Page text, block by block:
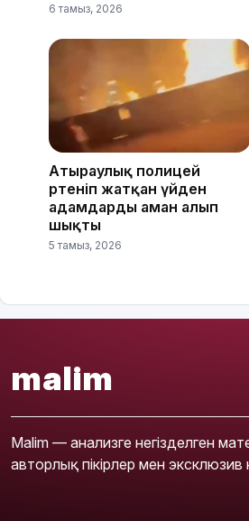
6 тамыз, 2026
Атыраулық полицей
өртеніп жатқан үйден
адамдарды аман алып
шықты
5 тамыз, 2026
malim
Malim — анализге негізделген
авторлық пікірлер мен эксклюзив